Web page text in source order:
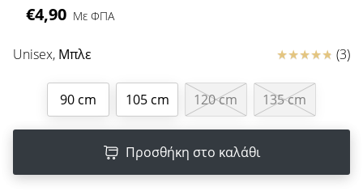
μαζί
ως
μάρκας
€4,90 Με ΦΠΑ
Unisex, Μπλε Κριτικές (3)
90 cm 105 cm 120 cm 135 cm
Προσθήκη στο καλάθι